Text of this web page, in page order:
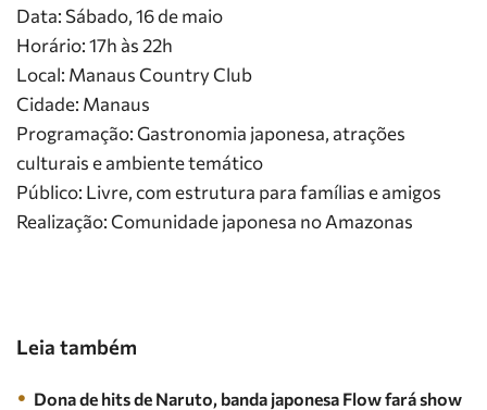
Data: Sábado, 16 de maio
Horário: 17h às 22h
Local: Manaus Country Club
Cidade: Manaus
Programação: Gastronomia japonesa, atrações
culturais e ambiente temático
Público: Livre, com estrutura para famílias e amigos
Realização: Comunidade japonesa no Amazonas
Leia também
Dona de hits de Naruto, banda japonesa Flow fará show